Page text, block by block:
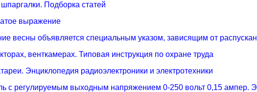
Подборка статей
выражение
весны объявляется специальным указом, зависящим от
венткамерах. Типовая инструкция по охране труда
Энциклопедия радиоэлектроники и электротехники
с регулируемым выходным напряжением 0-250 вольт 0,15 ампер.